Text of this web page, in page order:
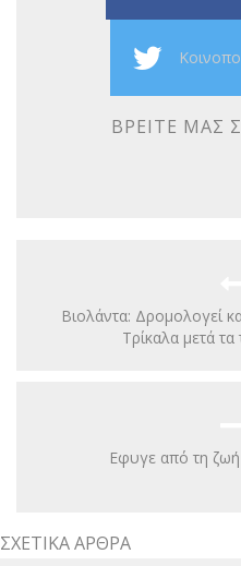
ΒΡΕΊΤΕ ΜΑΣ
Βιολάντα: Δρομολογεί
Τρίκαλα μετά
Εφυγε από τη ζωή
ΣΧΕΤΙΚΆ ΆΡΘΡΑ